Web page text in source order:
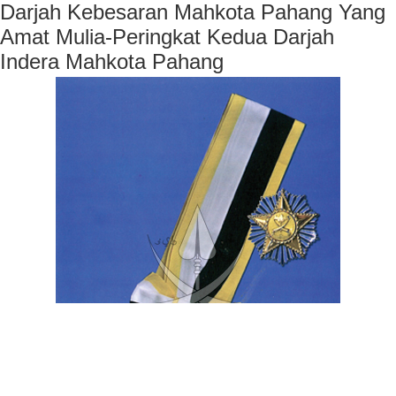
Darjah Kebesaran Mahkota Pahang Yang
Amat Mulia-Peringkat Kedua Darjah
Indera Mahkota Pahang